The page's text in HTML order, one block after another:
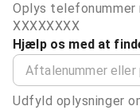
Oplys telefonummer
XXXXXXXX
Udfyld oplysninger
Hjælp os med at